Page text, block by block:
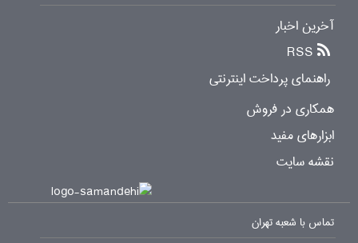
آخرین اخبار
RSS
راهنمای پرداخت اینترنتی
همکاری در فروش
ابزارهای مفید
نقشه سایت
تماس با شعبه تهران